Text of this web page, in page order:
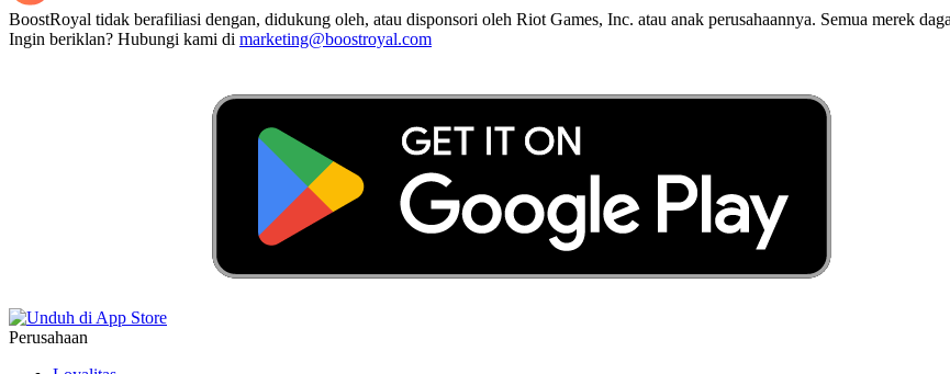
BoostRoyal tidak berafiliasi dengan, didukung oleh, atau disponsori oleh Riot Games, Inc. atau anak perusahaannya. Semua merek
Ingin beriklan? Hubungi kami di marketing@boostroyal.com
Perusahaan